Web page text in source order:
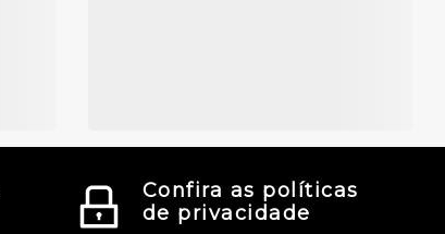
Confira as políticas
de privacidade